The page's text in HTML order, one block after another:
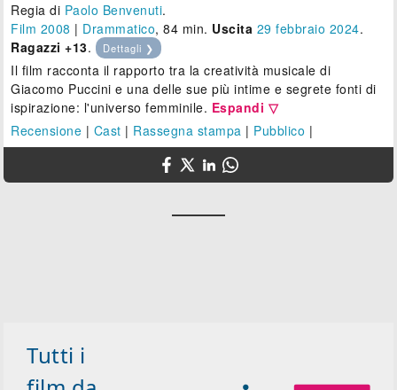
Regia di Paolo Benvenuti.
Film 2008 | Drammatico, 84 min. Uscita 29 febbraio 2024.
Ragazzi +13. Dettagli ❯
Il film racconta il rapporto tra la creatività musicale di
Giacomo Puccini e una delle sue più intime e segrete fonti di
ispirazione: l'universo femminile. Espandi ▽
Recensione | Cast | Rassegna stampa | Pubblico |
Tutti i